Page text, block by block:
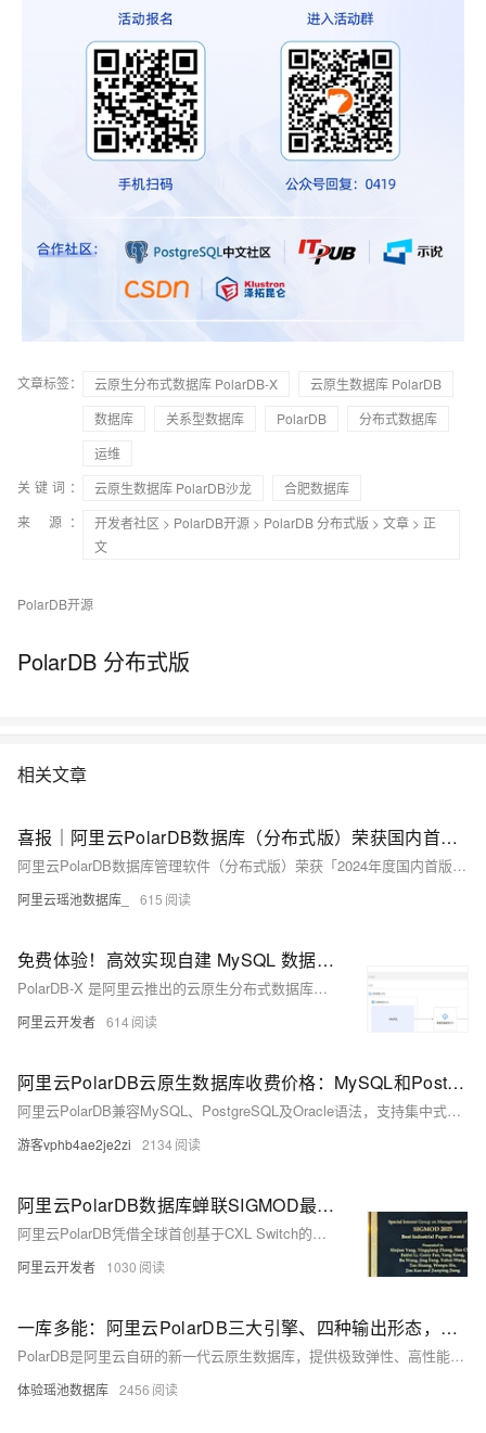
文章标签： 云原生分布式数据库 PolarDB-X
云原生数据库 PolarDB
数据库
关系型数据库 PolarDB
分布式数据库
运维
关键词：
云原生数据库 PolarDB沙龙
合肥数据库
来 源：
开发者社区 > PolarDB开源 > PolarDB 分布式版 > 文章 > 正
文
PolarDB开源
PolarDB 分布式版
相关文章
喜报｜阿里云PolarDB数据库（分布式版）荣获国内首台（套）产品奖项
阿里云PolarDB数据库管理软件（分布式版）荣获「2024年度国内首版次软件」称号，并跻身《2024年度浙江省首台（套）推广应用典型案例》。
阿里云瑶池数据库_ 615
免费体验！高效实现自建 MySQL 数据库平滑迁移至 PolarDB-X
PolarDB-X 是阿里云推出的云原生分布式数据库，支持PB级存储扩展、高并发访问与数据强一致，助力企业实现MySQL平滑迁移。现已开放免费体验，点击即享高效、稳定的数据库升级方案。
阿里云开发者 614
阿里云PolarDB云原生数据库收费价格：MySQL和PostgreSQL详细介绍
阿里云PolarDB兼容MySQL、PostgreSQL及Oracle语法，支持集中式与分布式架构。标准版2核4G年费1116元起，企业版最高性能达4核16G，支持HTAP与多级高可用，广泛应用于金融、政务、互联网等领域，TCO成本降低50%。
游客vphb4ae2je2zi 2134
阿里云PolarDB数据库蝉联SIGMOD最佳论文奖
阿里云PolarDB凭借全球首创基于CXL Switch的分布式内存池技术，在SIGMOD 2025上荣获工业赛道“最佳论文奖”，连续两年蝉联该顶会最高奖项。其创新架构PolarCXLMem打破传统RDMA技术瓶颈，性能提升2.1倍，并已落地应用于内存池化场景，推动大模型推理与多模态存储发展，展现CXL Switch在高速互联中的巨大潜力。
阿里云开发者 1030
一库多能：阿里云PolarDB三大引擎、四种输出形态，覆盖企业数据库全场景
PolarDB是阿里云自研的新一代云原生数据库，提供极致弹性、高性能和海量存储。它包含三个版本：PolarDB-M（兼容MySQL）、PolarDB-PG（兼容PostgreSQL及Oracle语法）和PolarDB-X（分布式数据库）。支持公有云、专有云、DBStack及轻量版等多种形态，满足不同场景需求。2021年，PolarDB-PG与PolarDB-X开源，内核与商业版一致，推动国产数据库生态发展，同时兼容主流国产操作系统与芯片，获得权威安全认证。
体验瑶池数据库 2456